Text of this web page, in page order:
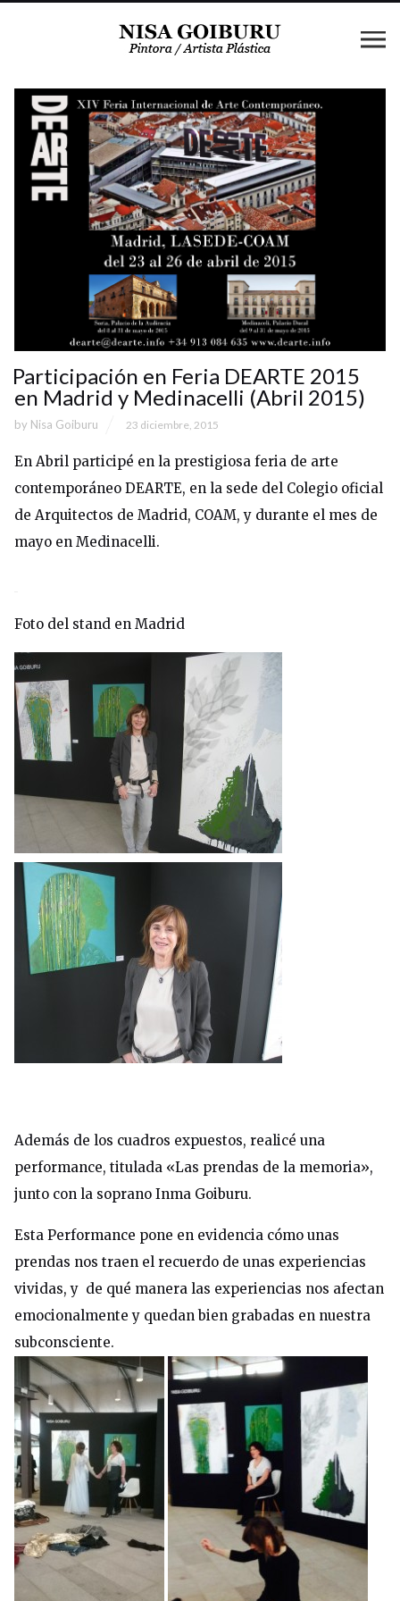
Participación en Feria DEARTE 2015
en Madrid y Medinacelli (Abril 2015)
by Nisa Goiburu 23 diciembre, 2015
En Abril participé en la prestigiosa feria de arte
contemporáneo DEARTE, en la sede del Colegio oficial
de Arquitectos de Madrid, COAM, y durante el mes de
mayo en Medinacelli.
Foto del stand en Madrid
Además de los cuadros expuestos, realicé una
performance, titulada «Las prendas de la memoria»,
junto con la soprano Inma Goiburu.
Esta Performance pone en evidencia cómo unas
prendas nos traen el recuerdo de unas experiencias
vividas, y de qué manera las experiencias nos afectan
emocionalmente y quedan bien grabadas en nuestra
subconsciente.